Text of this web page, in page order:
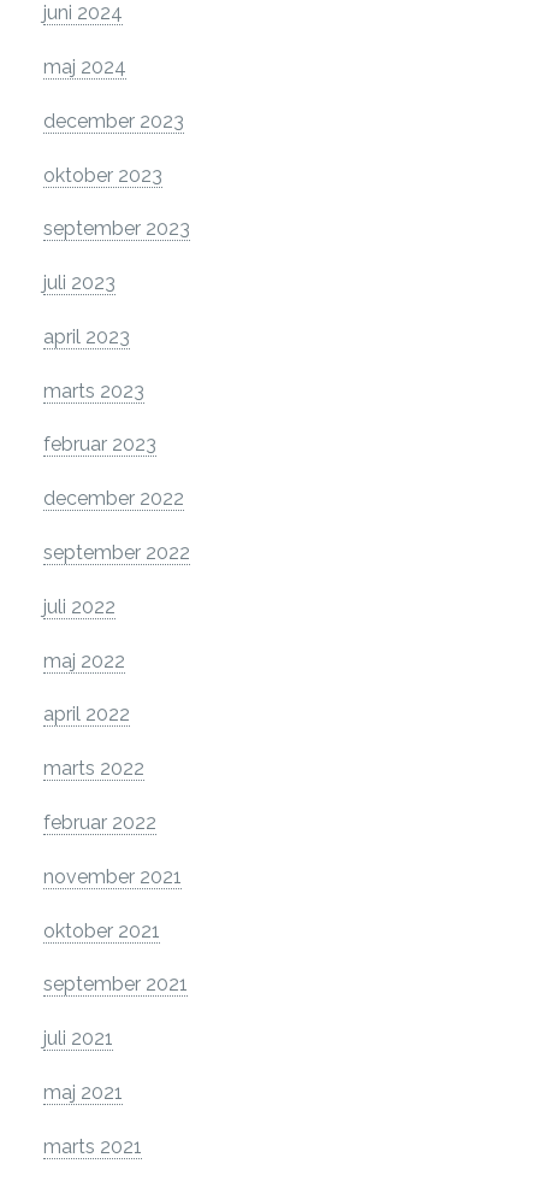
juni 2024
maj 2024
december 2023
oktober 2023
september 2023
juli 2023
april 2023
marts 2023
februar 2023
december 2022
september 2022
juli 2022
maj 2022
april 2022
marts 2022
februar 2022
november 2021
oktober 2021
september 2021
juli 2021
maj 2021
marts 2021